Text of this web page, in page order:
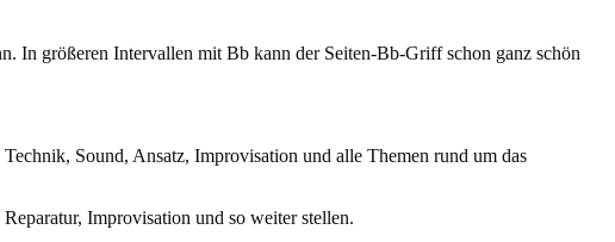
In größeren Intervallen mit Bb kann der Seiten-Bb-Griff schon ganz schön
Sound, Ansatz, Improvisation und alle Themen rund um das
Improvisation und so weiter stellen.